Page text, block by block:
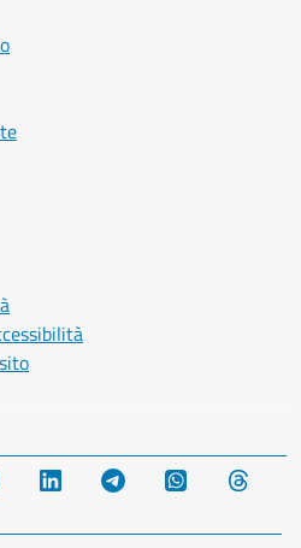
Instagram LinkedIn Telegram WhatsApp